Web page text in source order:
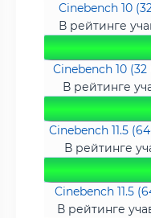
Cinebench 10
В рейтинге
Cinebench 10
В рейтинге
Cinebench 11.5
В рейтинге
Cinebench 11.5
В рейтинге